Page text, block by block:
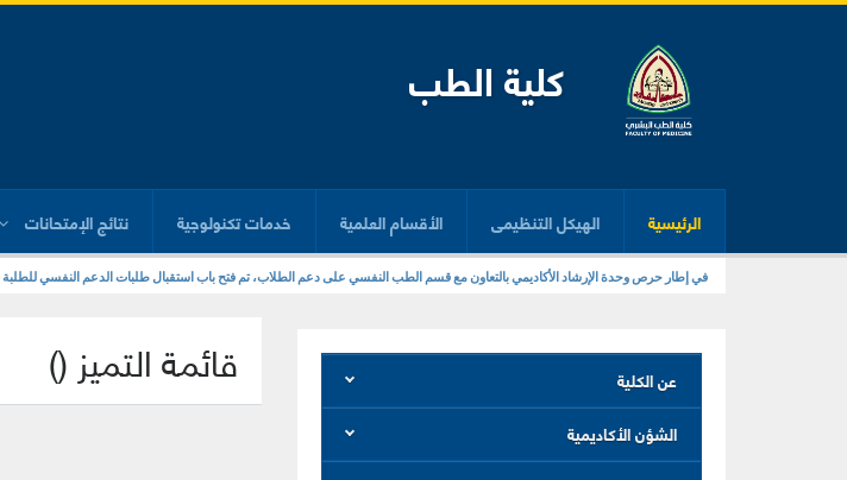
كلية الطب
الرئيسية الهيكل التنظيمى الأقسام العلمية خدمات تكنولوجية نتائج الإمتحانات
في إطار حرص وحدة الإرشاد الأكاديمي بالتعاون مع قسم الطب النفسي على دعم الطلاب، تم فتح باب استقبال طلبات الدعم النفسي
لأستاذة الدكتورة/ أمل عطا وكيل الكلية لشئون خدمة المجتمع وتنمية البيئة وفي إطار المبادرة الرئاسية “حياة كريمة”، شاركت حملة “أقرب
قائمة التميز (
)
عن الكلية
الشؤن الأكاديمية